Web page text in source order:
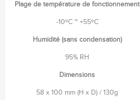
Plage de température de fonctionnement
-10ºC ~ +55ºC
Humidité (sans condensation)
95% RH
Dimensions
58 x 100 mm (H x D) / 130g